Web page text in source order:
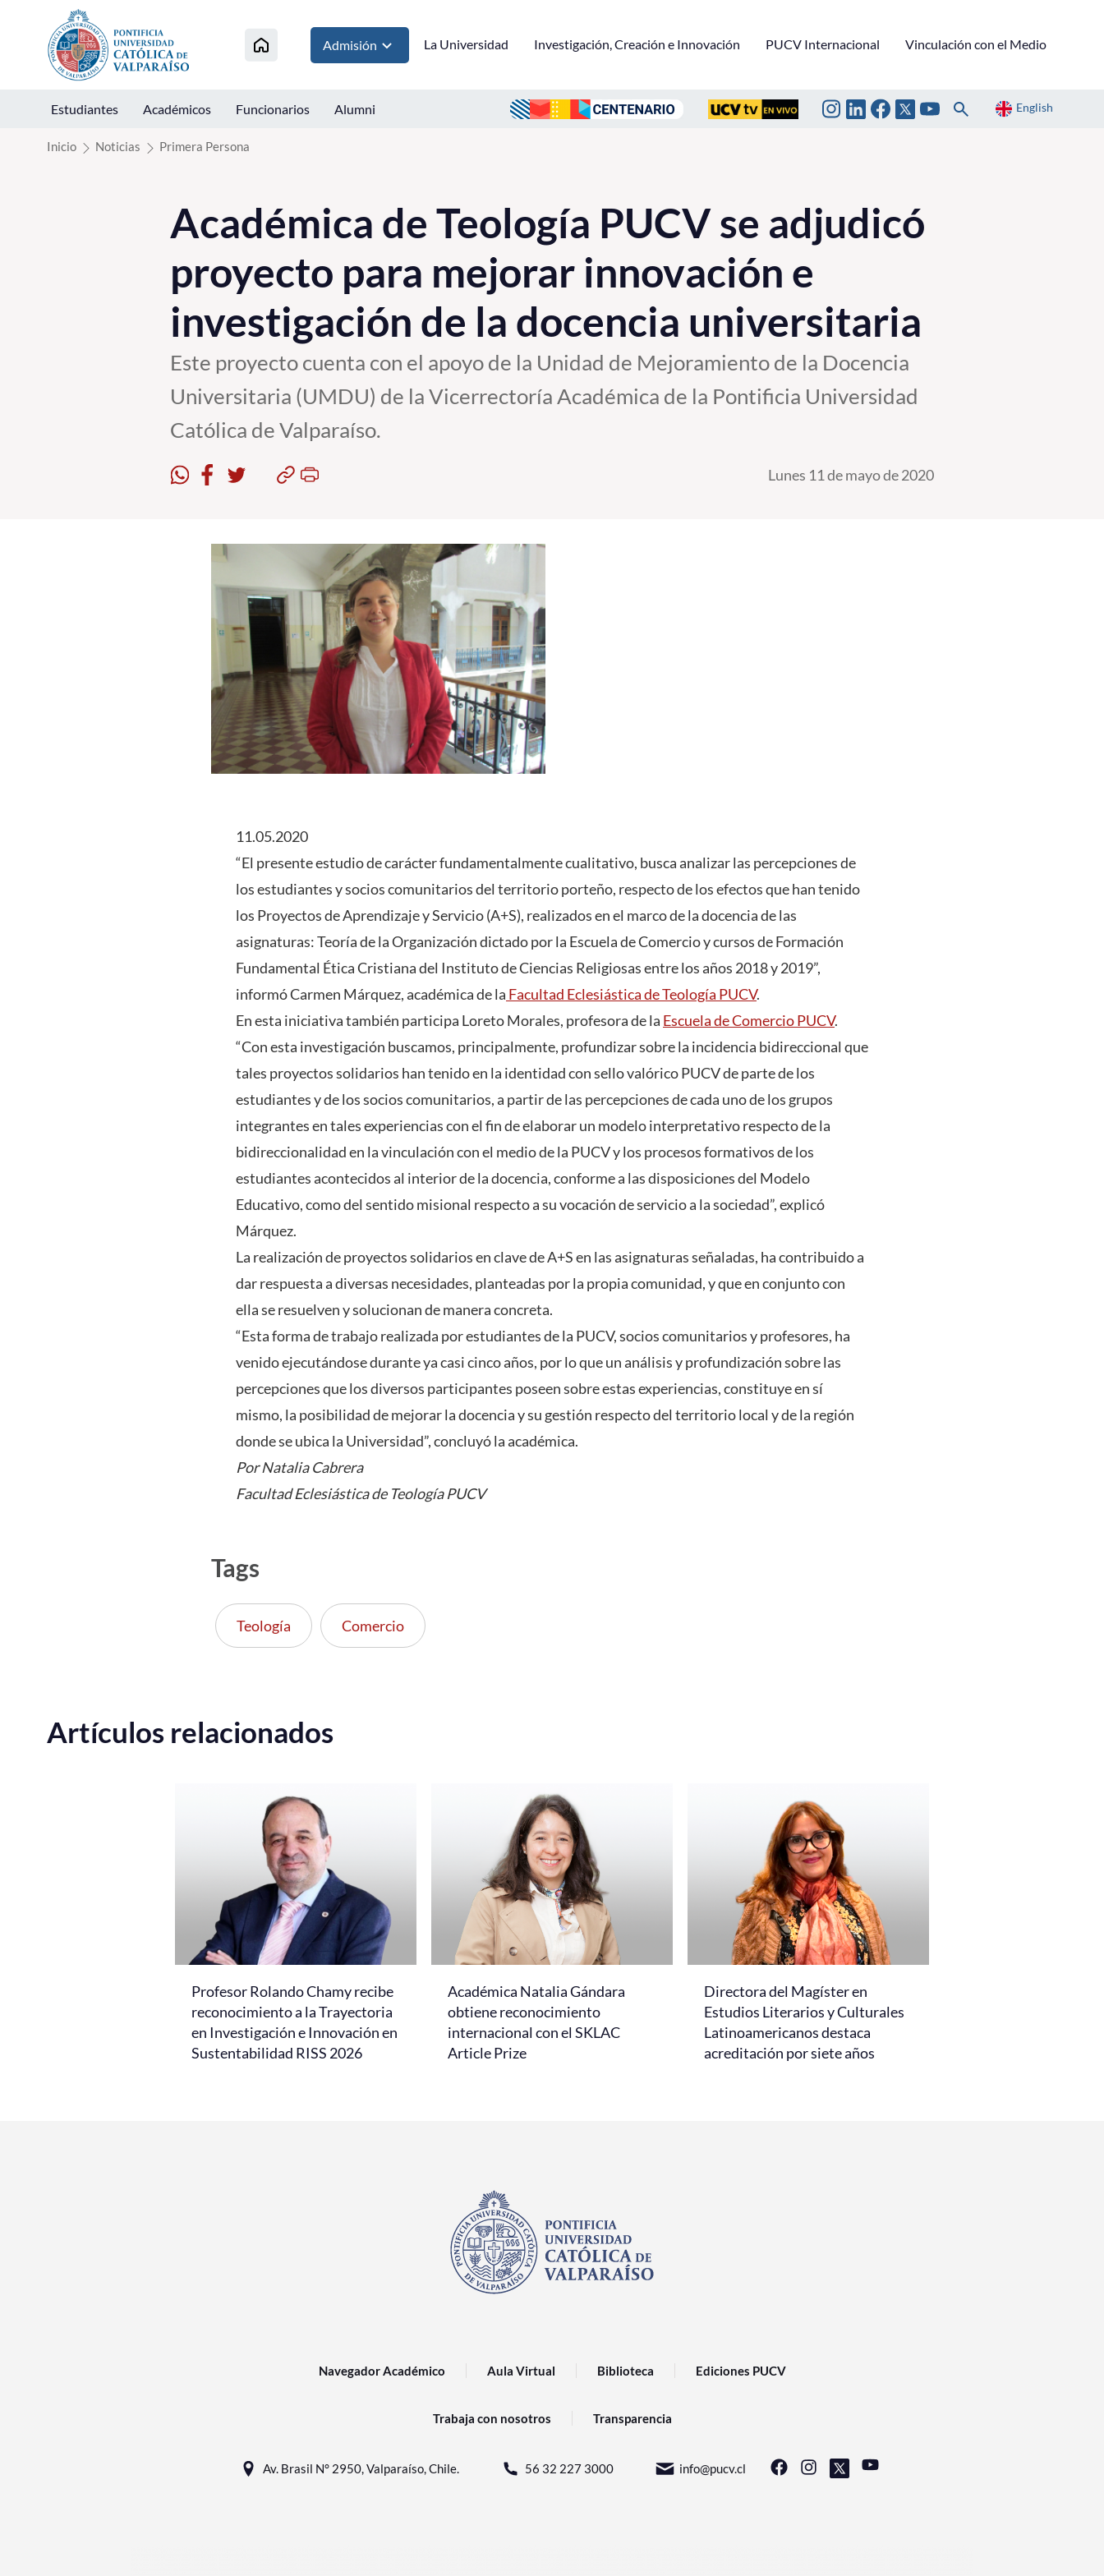
Click acá para ir directamente al contenido
Admisión La Universidad Investigación, Creación e Innovación PUCV Internacional Vinculación con el Medio
Estudiantes Académicos Funcionarios Alumni English
Inicio Noticias Primera Persona
Académica de Teología PUCV se adjudicó
proyecto para mejorar innovación e
investigación de la docencia universitaria
Este proyecto cuenta con el apoyo de la Unidad de Mejoramiento de la Docencia
Universitaria (UMDU) de la Vicerrectoría Académica de la Pontificia Universidad
Católica de Valparaíso.
Lunes 11 de mayo de 2020
11.05.2020
“El presente estudio de carácter fundamentalmente cualitativo, busca analizar las percepciones de
los estudiantes y socios comunitarios del territorio porteño, respecto de los efectos que han tenido
los Proyectos de Aprendizaje y Servicio (A+S), realizados en el marco de la docencia de las
asignaturas: Teoría de la Organización dictado por la Escuela de Comercio y cursos de Formación
Fundamental Ética Cristiana del Instituto de Ciencias Religiosas entre los años 2018 y 2019”,
informó Carmen Márquez, académica de la Facultad Eclesiástica de Teología PUCV.
En esta iniciativa también participa Loreto Morales, profesora de la Escuela de Comercio PUCV.
“Con esta investigación buscamos, principalmente, profundizar sobre la incidencia bidireccional que
tales proyectos solidarios han tenido en la identidad con sello valórico PUCV de parte de los
estudiantes y de los socios comunitarios, a partir de las percepciones de cada uno de los grupos
integrantes en tales experiencias con el fin de elaborar un modelo interpretativo respecto de la
bidireccionalidad en la vinculación con el medio de la PUCV y los procesos formativos de los
estudiantes acontecidos al interior de la docencia, conforme a las disposiciones del Modelo
Educativo, como del sentido misional respecto a su vocación de servicio a la sociedad”, explicó
Márquez.
La realización de proyectos solidarios en clave de A+S en las asignaturas señaladas, ha contribuido a
dar respuesta a diversas necesidades, planteadas por la propia comunidad, y que en conjunto con
ella se resuelven y solucionan de manera concreta.
“Esta forma de trabajo realizada por estudiantes de la PUCV, socios comunitarios y profesores, ha
venido ejecutándose durante ya casi cinco años, por lo que un análisis y profundización sobre las
percepciones que los diversos participantes poseen sobre estas experiencias, constituye en sí
mismo, la posibilidad de mejorar la docencia y su gestión respecto del territorio local y de la región
donde se ubica la Universidad”, concluyó la académica.
Por Natalia Cabrera
Facultad Eclesiástica de Teología PUCV
Tags
Teología Comercio
Artículos relacionados
Profesor Rolando Chamy recibe
reconocimiento a la Trayectoria
en Investigación e Innovación en
Sustentabilidad RISS 2026
Académica Natalia Gándara
obtiene reconocimiento
internacional con el SKLAC
Article Prize
Directora del Magíster en
Estudios Literarios y Culturales
Latinoamericanos destaca
acreditación por siete años
Navegador Académico Aula Virtual Biblioteca Ediciones PUCV
Trabaja con nosotros Transparencia
Av. Brasil N° 2950, Valparaíso, Chile. 56 32 227 3000 info@pucv.cl